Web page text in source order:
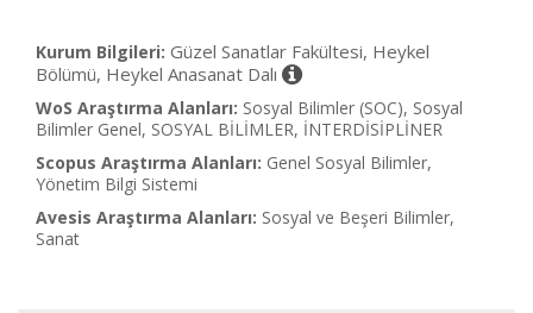
Kurum Bilgileri: Güzel Sanatlar Fakültesi, Heykel
Bölümü, Heykel Anasanat Dalı
WoS Araştırma Alanları: Sosyal Bilimler (SOC), Sosyal
Bilimler Genel, SOSYAL BİLİMLER, İNTERDİSİPLİNER
Scopus Araştırma Alanları: Genel Sosyal Bilimler,
Yönetim Bilgi Sistemi
Avesis Araştırma Alanları: Sosyal ve Beşeri Bilimler,
Sanat